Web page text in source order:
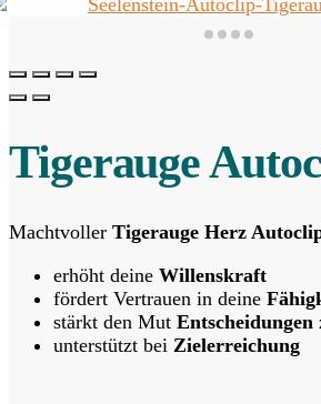
Tigerauge
Machtvoller Tigerauge Herz
erhöht deine Willenskraft
fördert Vertrauen in deine
stärkt den Mut Entscheidungen
unterstützt bei Zielerreichung